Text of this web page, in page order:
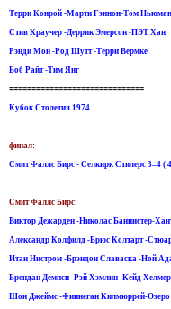
Терри Конрой -Марти Гэннон-Том Ньюман
Стив Краучер -Деррик Эмерсон -ПЭТ Хан
Рэнди Мон -Род Шутт -Терри Вермке
Боб Райт -Тим Янг
==============================
Кубок Столетия 1974
финал:
Смит Фаллс Бирс - Селкирк Стилерс 3–4 (
Смит Фаллс Бирс:
Виктор Дежарден -Николас Баннистер-
Александр Колфилд -Брюс Колтарт -
Итан Нистром -Брэндон Славаска -Ной
Брендан Демпси -Рэй Хэмлин -Кейд Хелмер
Шон Джеймс -Финнеган Килмюррей-